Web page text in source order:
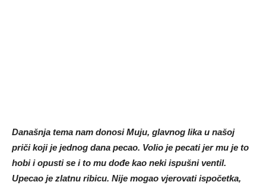
Današnja tema nam donosi Muju, glavnog lika u našoj
priči koji je jednog dana pecao. Volio je pecati jer mu je to
hobi i opusti se i to mu dođe kao neki ispušni ventil.
Upecao je zlatnu ribicu. Nije mogao vjerovati ispočetka,